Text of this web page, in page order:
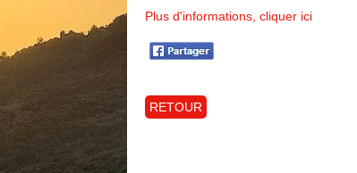
Plus d'informations, cliquer ici
RETOUR